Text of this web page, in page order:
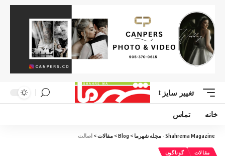
تغییر سایز
خانه تماس
Shahrema Magazine - مجله شهرما >
Blog
> مقالات> اصالت
مقالات گوناگون